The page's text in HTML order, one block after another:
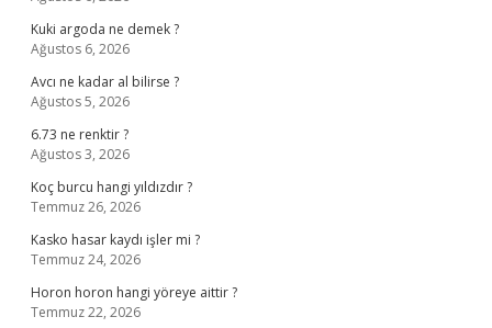
Kuki argoda ne demek ?
Ağustos 6, 2026
Avcı ne kadar al bilirse ?
Ağustos 5, 2026
6.73 ne renktir ?
Ağustos 3, 2026
Koç burcu hangi yıldızdır ?
Temmuz 26, 2026
Kasko hasar kaydı işler mi ?
Temmuz 24, 2026
Horon horon hangi yöreye aittir ?
Temmuz 22, 2026